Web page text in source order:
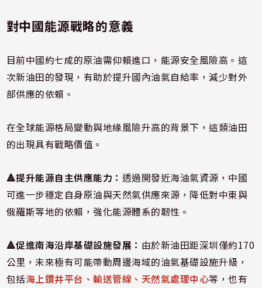
對中國能源戰略的意義
目前中國約七成的原油需仰賴進口，能源安全風險高。這
次新油田的發現，有助於提升國內油氣自給率，減少對外
部供應的依賴。
在全球能源格局變動與地緣風險升高的背景下，這類油田
的出現具有戰略價值。
🔺提升能源自主供應能力： 透過開發近海油氣資源，中國
可進一步穩定自身原油與天然氣供應來源，降低對中東與
俄羅斯等地的依賴，強化能源體系的韌性。
🔺促進南海沿岸基礎設施發展： 由於新油田距深圳僅約170
公里，未來極有可能帶動周邊海域的油氣基礎設施升級，
包括海上鑽井平台、輸送管線、天然氣處理中心等，也有